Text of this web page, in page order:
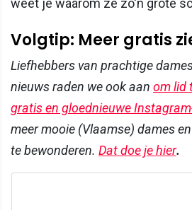
weet je waarom ze zo'n grote
Volgtip: Meer gratis
Liefhebbers van prachtige
nieuws raden we ook aan om lid
gratis en gloednieuwe
meer mooie (Vlaamse) dames
te bewonderen. Dat doe je hier.